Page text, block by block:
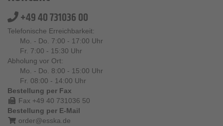
+49 40 731036 00
Telefonische Erreichbarkeit:
Mo. - Do. 7:00 - 17:00 Uhr
Fr. 7:00 - 15:30 Uhr
Abholung vor Ort:
Mo. - Do. 8:00 - 15:00 Uhr
Fr. 08:00 - 14:00 Uhr
Bestellung per Fax
Fax +49 40 731036 50
Bestellung per E-Mail
order@esska.de